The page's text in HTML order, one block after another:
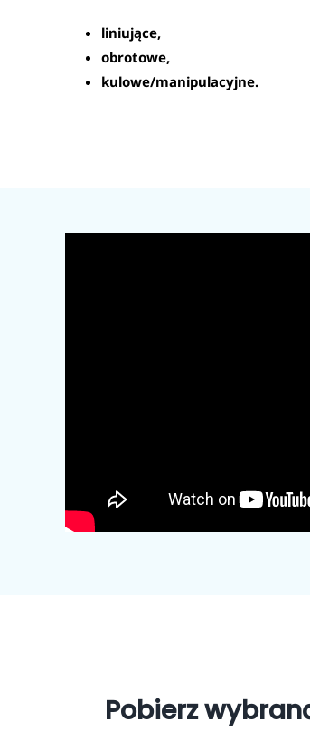
liniujące,
obrotowe,
kulowe/manipulacyjne.
Pobierz